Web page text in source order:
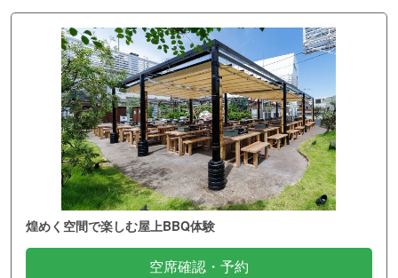
煌めく空間で楽しむ屋上BBQ体験
空席確認・予約